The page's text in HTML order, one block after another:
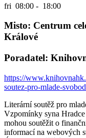
fri 08:00 - 18:00
Misto: Centrum
Králové
Poradatel:
https://
soutez-pro-mlade-
Literární soutěž pro
Vzpomínky syna
mohou soutěžit o
informací na webových